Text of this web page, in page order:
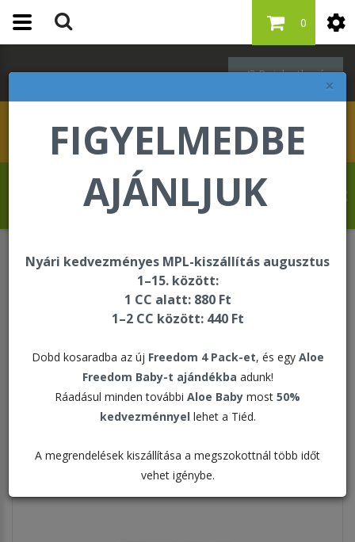
×
FIGYELMEDBE
AJÁNLJUK
Nyári kedvezményes MPL-kiszállítás augusztus
1–15. között:
1 CC alatt: 880 Ft
1–2 CC között: 440 Ft
Dobd kosaradba az új Freedom 4 Pack-et, és egy Aloe
Freedom Baby-t ajándékba adunk!
Ráadásul minden további Aloe Baby most 50%
kedvezménnyel lehet a Tiéd.
A megrendelések kiszállítása a megszokottnál több időt
vehet igénybe.
Bejelentkezés
0
Banjo Oluseun Olufolahan üdvözli Önt a
Forever Living internetes áruházában!
Méhészeti termékek
Méhészeti termékek
Rendezés: